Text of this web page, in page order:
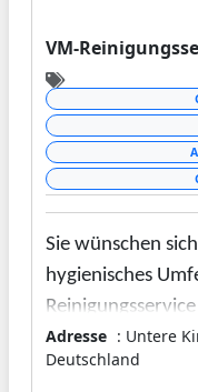
VM-
Sie wünschen
hygienisches
Kitzingen, wenn
Adresse : Untere
Deutschland